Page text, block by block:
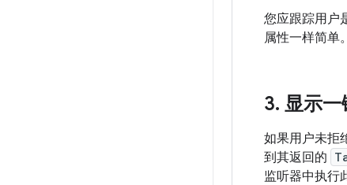
您应跟踪用户
属性一样简单
3. 显示一
如果用户未拒
到其返回的
监听器中执行